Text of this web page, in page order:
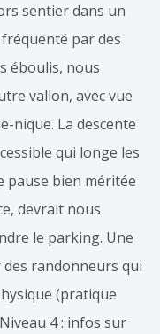
sentier dans un
par des
éboulis, nous
vallon, avec vue
nique. La descente
qui longe les
pause bien méritée
devrait nous
le parking. Une
randonneurs qui
(pratique
4 : infos sur